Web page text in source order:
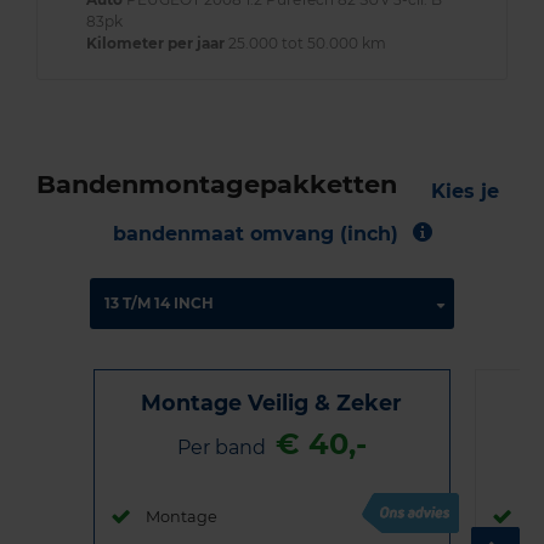
83pk
Kilometer per jaar 25.000 tot 50.000 km
Bandenmontagepakketten
Kies je
bandenmaat omvang (inch)
Montage Veilig & Zeker
Per band € 40,-
Montage